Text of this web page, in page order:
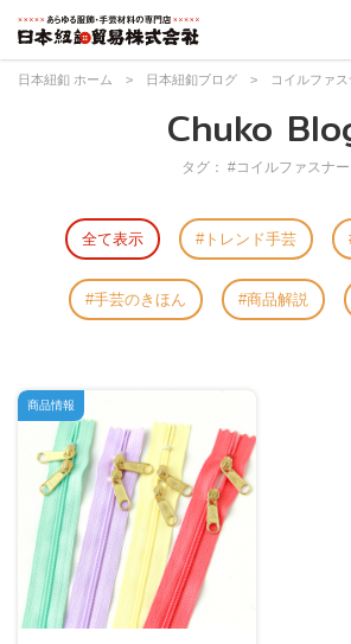
日本紐釦 ホーム > 日本紐釦ブログ > コイルファス
Chuko
タグ： #コイルファスナー
全て表示 トレンド手芸
手芸のきほん 商品解説
商品情報